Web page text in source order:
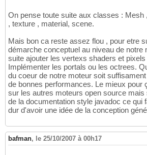
On pense toute suite aux classes : Mesh
, texture , material, scene.
Mais bon ca reste assez flou , pour etre
démarche conceptuel au niveau de notre
suite ajouter les vertexs shaders et
Implémenter les portals ou les octrees.
du coeur de notre moteur soit
de bonnes performances. Le mieux pour
sur les autres moteurs open source
de la documentation style javadoc ce qui
dur d'avoir une idée de la conception
bafman, le 25/10/2007 à 00h17